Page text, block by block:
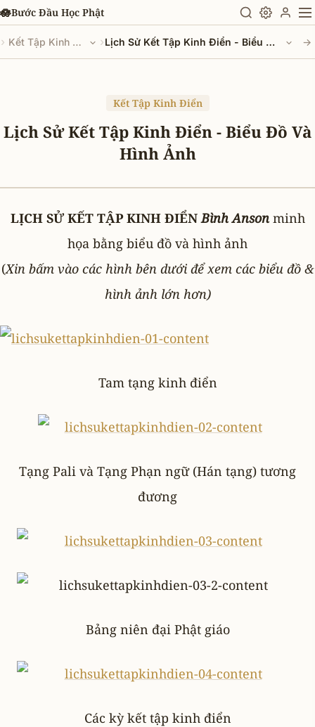
Chuyển đến nội dung chính
🪷Bước Đầu Học Phật
› Kết Tập Kinh Điển › Lịch Sử Kết Tập Kinh Điển - Biểu Đồ Và Hình Ảnh →
Kết Tập Kinh Điển
Lịch Sử Kết Tập Kinh Điển - Biểu Đồ Và
Hình Ảnh
LỊCH SỬ KẾT TẬP KINH ĐIỂN Bình Ansonminh
họa bằng biểu đồ và hình ảnh
(Xin bấm vào các hình bên dưới để xem các biểu đồ &
hình ảnh lớn hơn)
Tam tạng kinh điển
Tạng Pali và Tạng Phạn ngữ (Hán tạng) tương
đương
Bảng niên đại Phật giáo
Các kỳ kết tập kinh điển